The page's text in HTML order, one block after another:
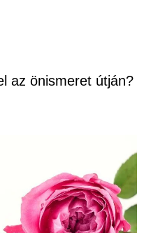
az önismeret útján?